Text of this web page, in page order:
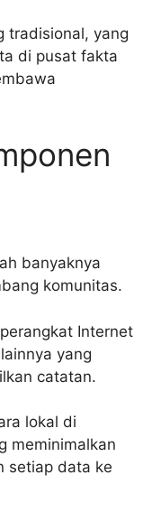
tradisional, yang
di pusat fakta
banyaknya
komunitas.
Internet
yang
catatan.
lokal di
meminimalkan
setiap data ke